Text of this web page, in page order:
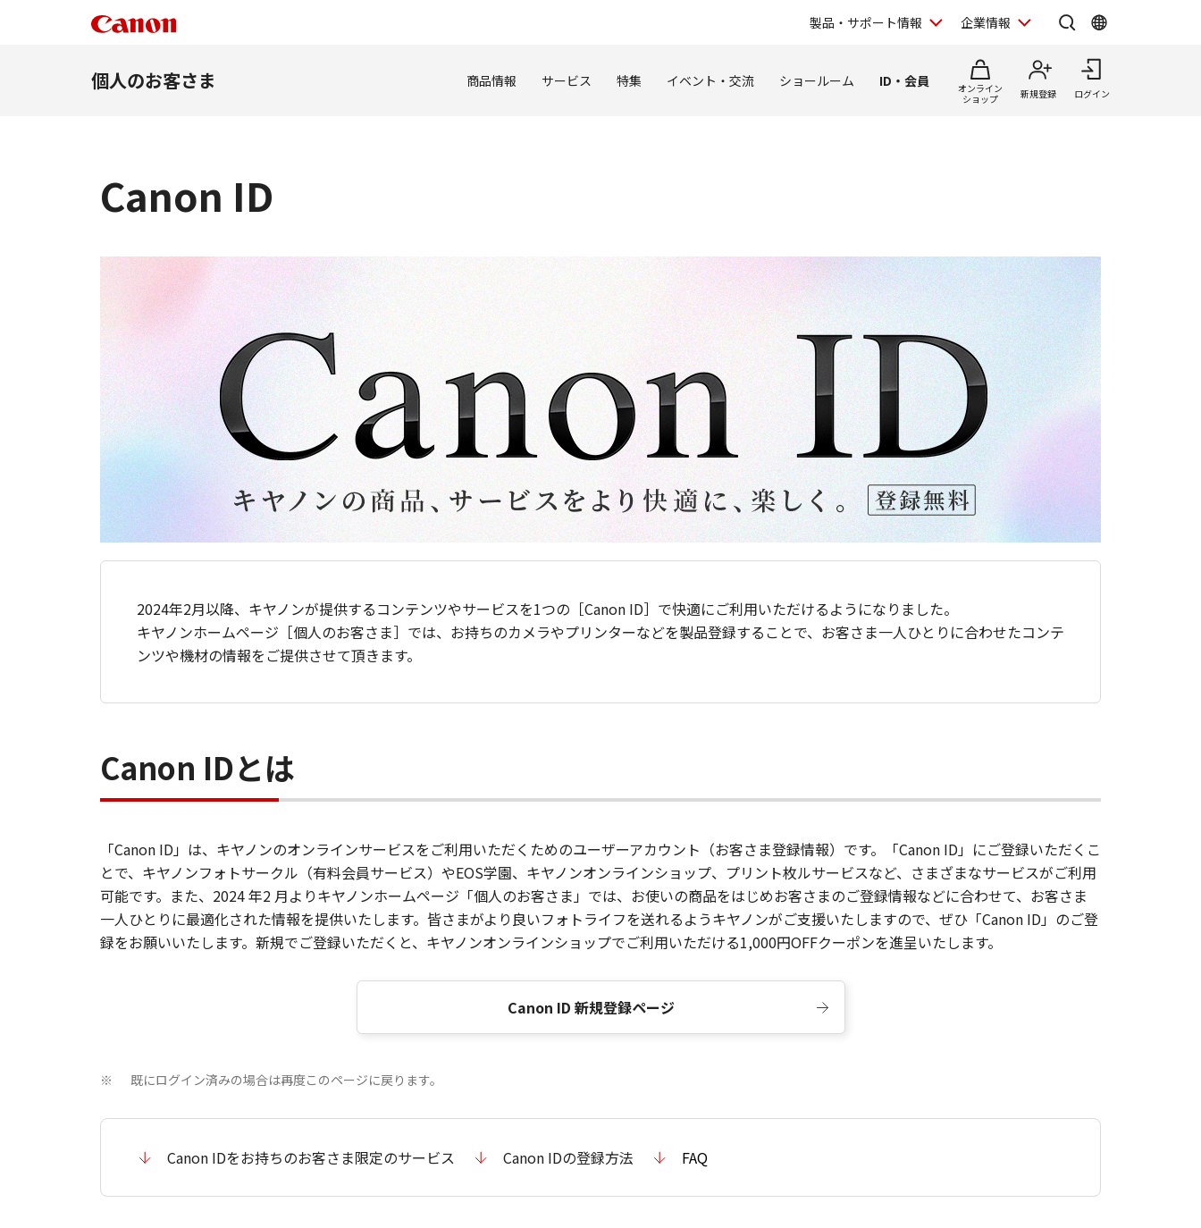
製品・サポート情報 企業情報
個人のお客さま 商品情報 サービス 特集 イベント・交流 ショールーム ID・会員
オンライン
ショップ
新規登録 ログイン
Canon ID
2024年2月以降、キヤノンが提供するコンテンツやサービスを1つの［Canon ID］で快適にご利用いただけるようになりました。
キヤノンホームページ［個人のお客さま］では、お持ちのカメラやプリンターなどを製品登録することで、お客さま一人ひとりに合わせたコンテ
ンツや機材の情報をご提供させて頂きます。
Canon IDとは
「Canon ID」は、キヤノンのオンラインサービスをご利用いただくためのユーザーアカウント（お客さま登録情報）です。「Canon ID」にご登録いただくこ
とで、キヤノンフォトサークル（有料会員サービス）やEOS学園、キヤノンオンラインショップ、プリント枚ルサービスなど、さまざまなサービスがご利用
可能です。また、2024 年2 月よりキヤノンホームページ「個人のお客さま」では、お使いの商品をはじめお客さまのご登録情報などに合わせて、お客さま
一人ひとりに最適化された情報を提供いたします。皆さまがより良いフォトライフを送れるようキヤノンがご支援いたしますので、ぜひ「Canon ID」のご登
録をお願いいたします。新規でご登録いただくと、キヤノンオンラインショップでご利用いただける1,000円OFFクーポンを進呈いたします。
Canon ID 新規登録ページ
※ 既にログイン済みの場合は再度このページに戻ります。
Canon IDをお持ちのお客さま限定のサービス Canon IDの登録方法 FAQ